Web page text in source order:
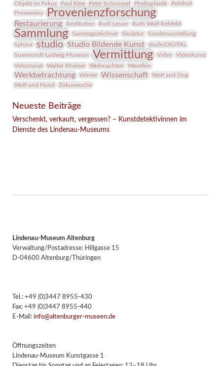
Objekt im Fokus
Paul Klee Peter Schnürpel Phelloplastik
Pohlhof
Provenienz
Provenienzforschung
Restaurierung Restitution Rudi Lesser Ruth Wolf-Rehfeld
Sammlung Samstagszeichner Skulptur
Sonderausstellung
Sphinx
studio Studio Bildende Kunst
studioDIGITAL
Suermondt-Ludwig-Museum
Vermittlung Video
Videokunst
Volontariat
Walter Rheiner Weihnachten Werefkin
Werkbetrachtung Winter Wissenschaft
Wolf and Dog
Wolf und Hund
Zirkuswoche
Neueste Beiträge
Verschenkt, verkauft, vergessen? – Kunstdetektivinnen im
Dienste des Lindenau-Museums
Lindenau-Museum Altenburg
Verwaltung/Postadresse: Hillgasse 15
D-04600 Altenburg/Thüringen
Tel.: +49 (0)3447 8955-430
Fax: +49 (0)3447 8955-440
E-Mail: info@altenburger-museen.de
Öffnungszeiten
Lindenau-Museum Kunstgasse 1